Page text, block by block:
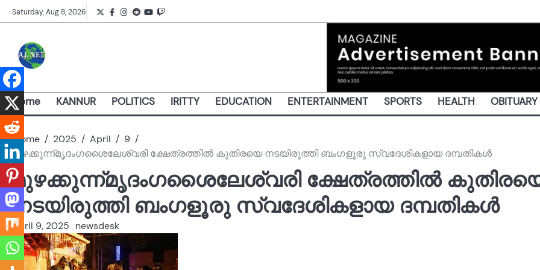
Skip
to
Saturday, Aug 8, 2026 Twitter
Facebook
Instagram
RedditYouTube
Twitch
Home KANNUR POLITICS IRITTY EDUCATION ENTERTAINMENT SPORTS HEALTH OBITUARY
Home 2025 April
9
മുഴക്കുന്ന്മൃദംഗശൈലേശ്വരി ക്ഷേത്രത്തിൽ കുതിരയെ നടയിരുത്തി ബംഗളൂരു സ്വദേശികളായ ദമ്പതികൾ
മുഴക്കുന്ന്മൃദംഗശൈലേശ്വരി ക്ഷേത്രത്തിൽ
നടയിരുത്തി ബംഗളൂരു സ്വദേശികളായ ദമ്പതികൾ
April 9, 2025 newsdesk